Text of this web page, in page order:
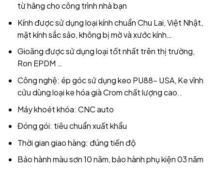
từ hãng cho công trình nhà bạn
Kính được sử dụng loại kính chuẩn Chu Lai, Việt Nhật,
mặt kính sắc sảo, không bị mờ và xước kính…
Gioăng được sử dụng loại tốt nhất trên thị trường,
Ron EPDM …
Công nghệ: ép góc sử dụng keo PU88- USA, Ke vĩnh
cửu dùng loại ke hóa già Crom chất lượng cao..
Máy khoét khóa: CNC auto
Đóng gói: tiêu chuẩn xuất khẩu
Thời gian giao hàng: đúng tiến độ
Bảo hành màu sơn 10 năm, bảo hành phụ kiện 03 năm